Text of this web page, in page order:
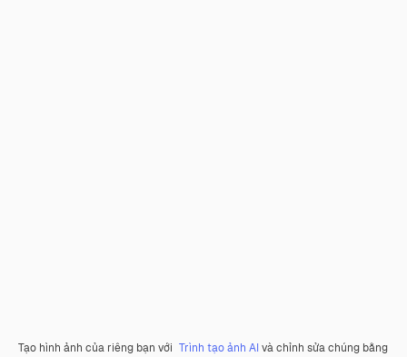
Tạo hình ảnh của riêng bạn với Trình tạo ảnh AIvà chỉnh sửa chúng bằng